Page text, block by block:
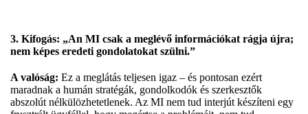
3. Kifogás: „An MI csak a meglévő információkat rágja újra;
nem képes eredeti gondolatokat szülni.”
A valóság: Ez a meglátás teljesen igaz – és pontosan ezért
maradnak a humán stratégák, gondolkodók és szerkesztők
abszolút nélkülözhetetlenek. Az MI nem tud interjút készíteni egy